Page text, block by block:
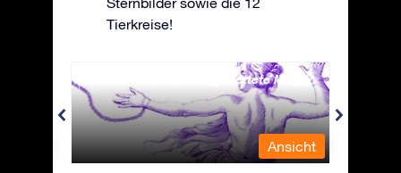
Tierkreise!
Andromeda - Die angekettete Magd
Ansicht